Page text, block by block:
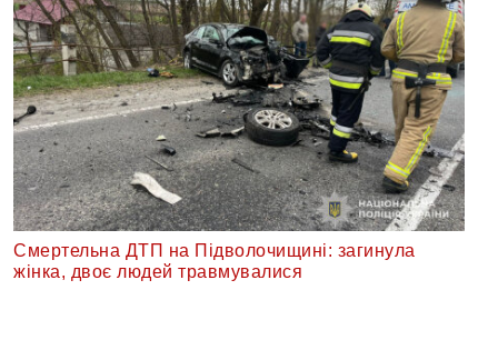
Смертельна ДТП на Підволочищині: загинула
жінка, двоє людей травмувалися